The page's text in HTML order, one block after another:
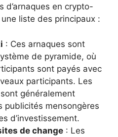
d’arnaques en crypto-
liste des principaux :
: Ces arnaques sont
de pyramide, où
sont payés avec
participants. Les
généralement
publicités mensongères
d’investissement.
de change : Les